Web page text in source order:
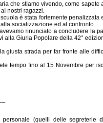
che stiamo vivendo, come
nostri ragazzi.
è stata fortemente
socializzazione ed al confronto.
rinunciato a concludere la
alla Giuria Popolare della 42°
giusta strada per far fronte alle
tempo fino al 15 Novembre per
(quelli delle segreterie